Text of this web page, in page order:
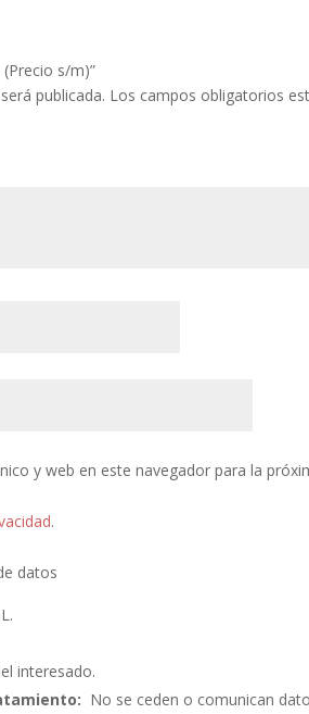
s/m)”
publicada. Los campos obligatorios
y web en este navegador para la
.
datos
interesado.
No se ceden o comunican